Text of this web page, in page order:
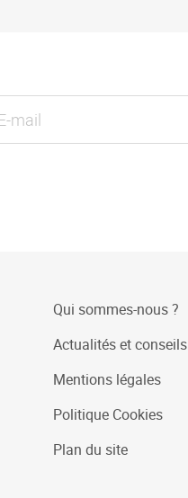
Qui sommes-nous ?
Actualités et conseils
Mentions légales
Politique Cookies
Plan du site